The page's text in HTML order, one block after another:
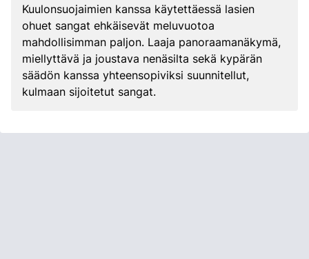
Kuulonsuojaimien kanssa käytettäessä lasien
ohuet sangat ehkäisevät meluvuotoa
mahdollisimman paljon. Laaja panoraamanäkymä,
miellyttävä ja joustava nenäsilta sekä kypärän
säädön kanssa yhteensopiviksi suunnitellut,
kulmaan sijoitetut sangat.